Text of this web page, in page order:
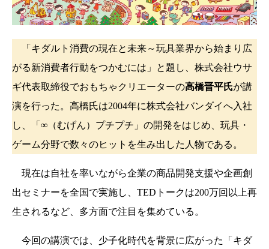
「キダルト消費の現在と未来～玩具業界から始まり広
がる新消費者行動をつかむには」と題し、株式会社ウサ
ギ代表取締役でおもちゃクリエーターの高橋晋平氏が講
演を行った。高橋氏は2004年に株式会社バンダイへ入社
し、「∞（むげん）プチプチ」の開発をはじめ、玩具・
ゲーム分野で数々のヒットを生み出した人物である。
現在は自社を率いながら企業の商品開発支援や企画創
出セミナーを全国で実施し、TEDトークは200万回以上再
生されるなど、多方面で注目を集めている。
今回の講演では、少子化時代を背景に広がった「キダ